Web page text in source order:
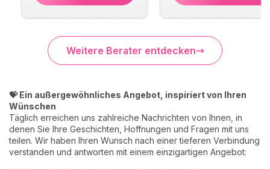
Weitere Berater entdecken
💝 Ein außergewöhnliches Angebot, inspiriert von Ihren
Wünschen
Täglich erreichen uns zahlreiche Nachrichten von Ihnen, in
denen Sie Ihre Geschichten, Hoffnungen und Fragen mit uns
teilen. Wir haben Ihren Wunsch nach einer tieferen Verbindung
verstanden und antworten mit einem einzigartigen Angebot: